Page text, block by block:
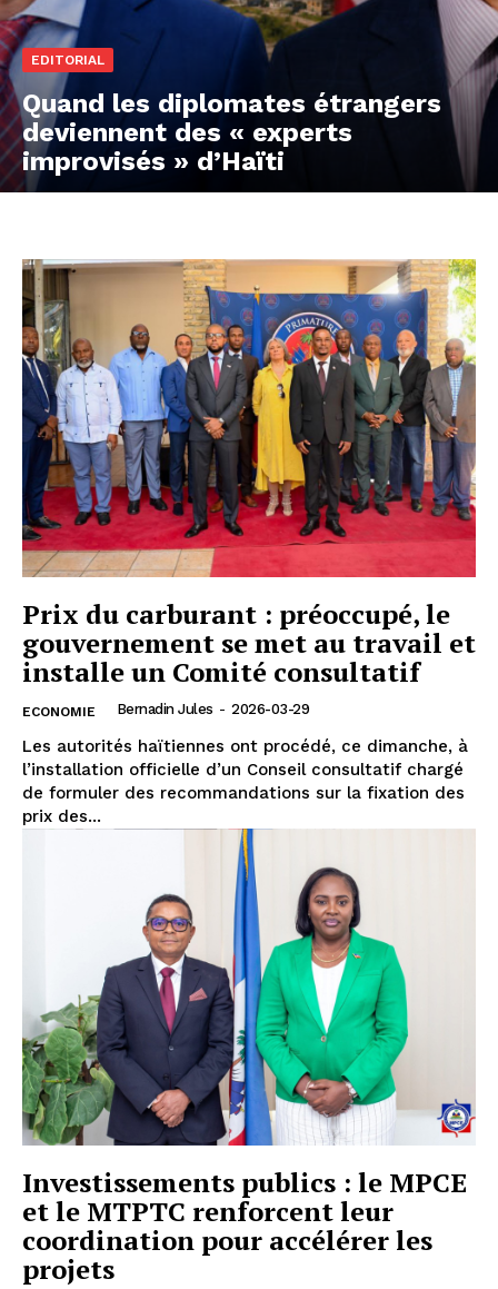
EDITORIAL
Quand les diplomates étrangers
deviennent des « experts
improvisés » d’Haïti
Prix du carburant : préoccupé, le
gouvernement se met au travail et
installe un Comité consultatif
ECONOMIE Bernadin Jules - 2026-03-29
Les autorités haïtiennes ont procédé, ce dimanche, à
l’installation officielle d’un Conseil consultatif chargé
de formuler des recommandations sur la fixation des
prix des...
Investissements publics : le MPCE
et le MTPTC renforcent leur
coordination pour accélérer les
projets